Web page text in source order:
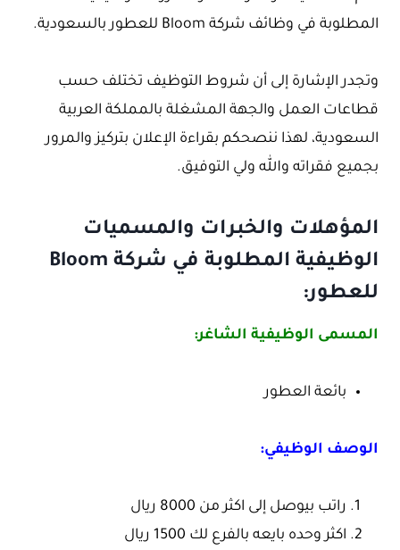
المطلوبة في وظائف شركة Bloom للعطور بالسعودية.
وتجدر الإشارة إلى أن شروط التوظيف تختلف حسب
قطاعات العمل والجهة المشغلة بالمملكة العربية
السعودية، لهذا ننصحكم بقراءة الإعلان بتركيز والمرور
بجميع فقراته والله ولي التوفيق.
المؤهلات والخبرات والمسميات
الوظيفية المطلوبة في شركة Bloom
للعطور:
المسمى الوظيفية الشاغر:
بائعة العطور
الوصف الوظيفي:
راتب بيوصل إلى اكثر من 8000 ريال
اكثر وحده بايعه بالفرع لك 1500 ريال